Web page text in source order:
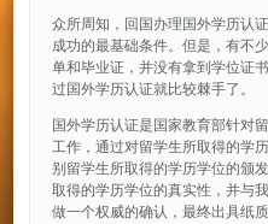
众所周知，回国办理国外学历认
成功的最基础条件。但是，有不
单和毕业证，并没有拿到学位证
过国外学历认证就比较棘手了。
国外学历认证是国家教育部针对
工作，通过对留学生所取得的学
别留学生所取得的学历学位的颁
取得的学历学位的真实性，并与
做一个权威的确认，最终出具纸质